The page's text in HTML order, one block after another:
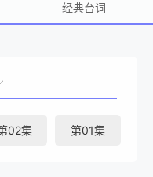
&nbsp; &nbsp; &
文主义警察郑正贤一
经典台词
02集 第01集